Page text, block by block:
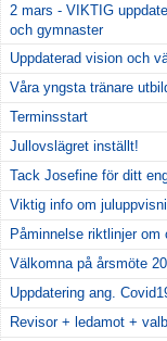
2 mars - VIKTIG
och gymnaster
Uppdaterad vision och
Våra yngsta tränare
Terminsstart
Jullovslägret inställt!
Tack Josefine för ditt
Viktig info om
Påminnelse riktlinjer om
Välkomna på årsmöte
Uppdatering ang.
Revisor + ledamot +